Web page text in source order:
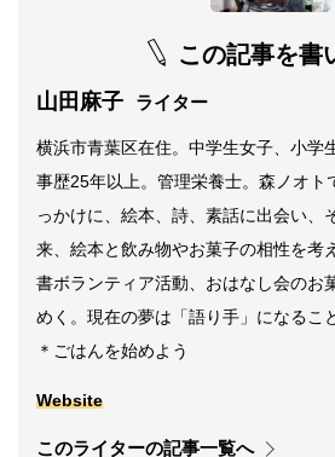
この記事を書
山田麻子 ライター
横浜市青葉区在住。中学生女子、小学
事歴25年以上。管理栄養士。森ノオト
っかけに、絵本、詩、素話に出会い、
来、絵本と飲み物やお菓子の相性を考
書ボランティア活動、おはなし会のお
めく。現在の夢は「語り手」になるこ
＊ごはんを始めよう
Website
このライターの記事一覧へ